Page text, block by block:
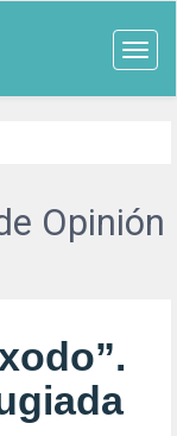
Opinión